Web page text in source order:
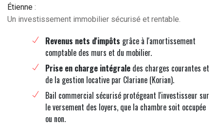
Étienne :
Un investissement immobilier sécurisé et rentable.
Revenus nets d'impôts grâce à l'amortissement
comptable des murs et du mobilier.
Prise en charge intégrale des charges courantes et
de la gestion locative par Clariane (Korian).
Bail commercial sécurisé protégeant l'investisseur sur
le versement des loyers, que la chambre soit occupée
ou non.